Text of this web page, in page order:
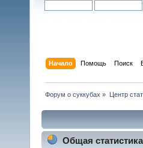
Начало Помощь Поиск
Форум о суккубах » Центр
Общая статистика